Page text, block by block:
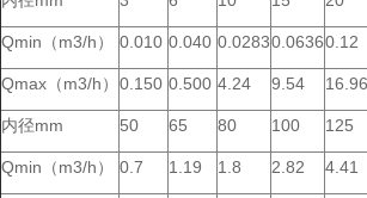
Qmin（m3/h） 0.010 0.040 0.02830.06360.12
Qmax（m3/h） 0.150 0.500 4.24 9.54 16.96
内径mm 50 65 80 100 125
Qmin（m3/h） 0.7 1.19 1.8 2.82 4.41